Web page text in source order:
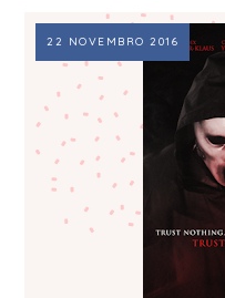
22 NOVEMBRO 2016